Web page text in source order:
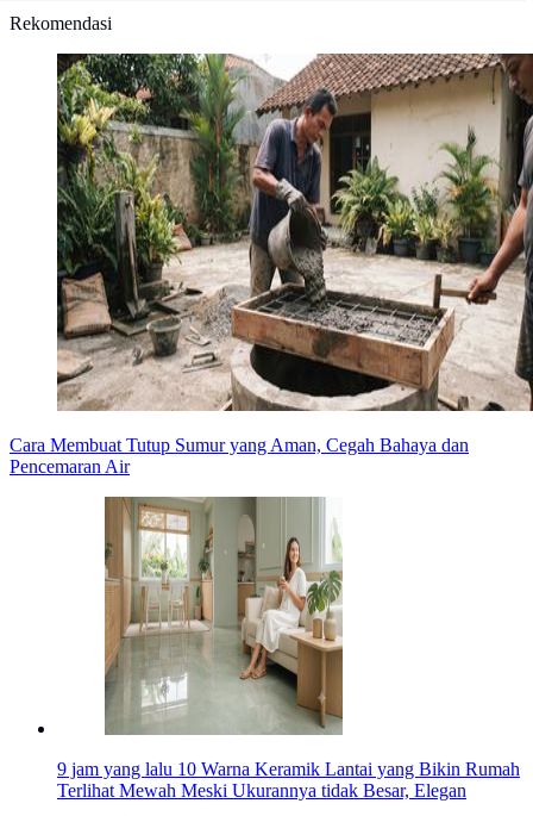
Rekomendasi
Cara Membuat Tutup Sumur yang Aman, Cegah Bahaya dan
Pencemaran Air
9 jam yang lalu 10 Warna Keramik Lantai yang Bikin Rumah
Terlihat Mewah Meski Ukurannya tidak Besar, Elegan